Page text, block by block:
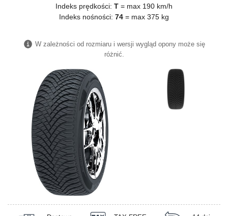
Indeks prędkości: T = max 190 km/h
Indeks nośności: 74 = max 375 kg
W zależności od rozmiaru i wersji wygląd opony może się
różnić.